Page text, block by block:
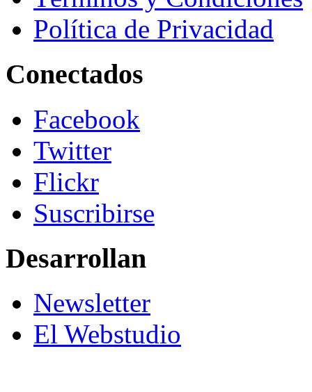
Política de Privacidad
Conectados
Facebook
Twitter
Flickr
Suscribirse
Desarrollan
Newsletter
El Webstudio